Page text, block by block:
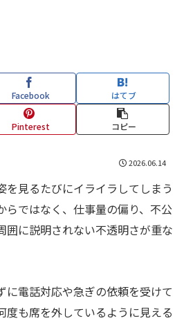
Facebook はてブ
Pinterest コピー
2026.06.14
を見るたびにイライラしてしまう
らではなく、仕事量の偏り、不公
囲に説明されない不透明さが重な
に電話対応や急ぎの依頼を受けて
度も席を外しているように見える